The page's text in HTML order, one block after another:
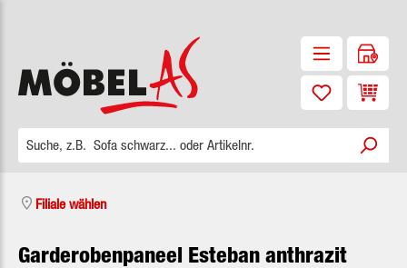
Filiale wählen
Garderobenpaneel Esteban anthrazit